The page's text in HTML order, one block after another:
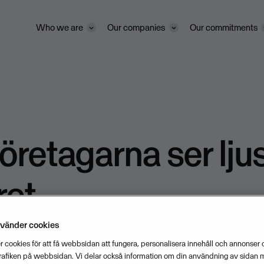
Who we are Our companies Our commitments
ser
att det blir bättre redan det här
cookies
cookies för att få webbsidan att fungera, personalisera innehåll och annonser
på webbsidan. Vi delar också information om din användning av sidan